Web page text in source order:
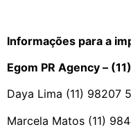
Informações para a
Egom PR Agency –
Daya Lima (11) 98207
Marcela Matos (11)